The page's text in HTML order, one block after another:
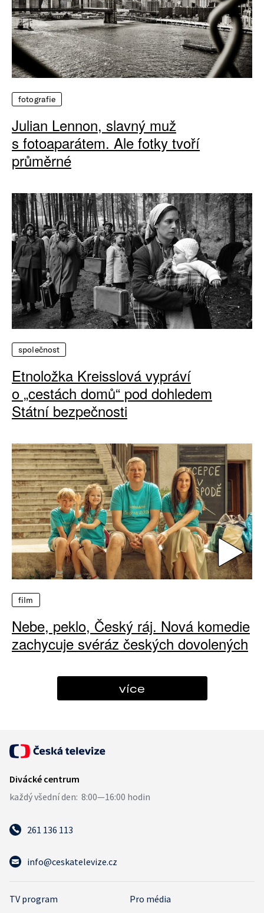
fotografie
Julian Lennon, slavný muž
s fotoaparátem. Ale fotky tvoří
průměrné
společnost
Etnoložka Kreisslová vypráví
o „cestách domů“ pod dohledem
Státní bezpečnosti
film
Nebe, peklo, Český ráj. Nová komedie
zachycuje svéráz českých dovolených
více
261 136 113
info@ceskatelevize.cz
TV program
Pro média